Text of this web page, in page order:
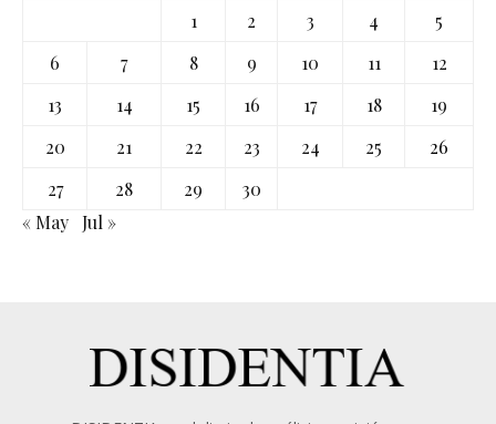
1
2 3 4
5
6
7 8 9 10 11
12
13
14 15 16 17 18
19
20
21 22 23 24 25
26
27
28 29
30
« May
Jul »